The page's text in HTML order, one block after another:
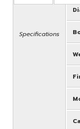
Specifications